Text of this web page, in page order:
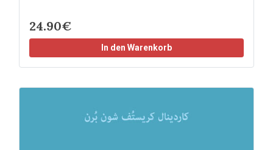
24.90€
In den Warenkorb